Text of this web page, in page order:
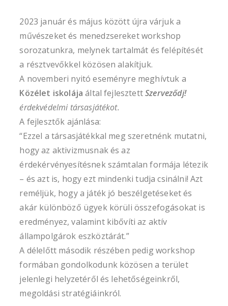
2023 január és május között újra várjuk a
művészeket és menedzsereket workshop
sorozatunkra, melynek tartalmát és felépítését
a résztvevőkkel közösen alakítjuk.
A novemberi nyitó eseményre meghívtuk a
Közélet iskolája által fejlesztettSzerveződj!
érdekvédelmi társasjátékot.
A fejlesztők ajánlása:
“Ezzel a társasjátékkal meg szeretnénk mutatni,
hogy az aktivizmusnak és az
érdekérvényesítésnek számtalan formája létezik
– és azt is, hogy ezt mindenki tudja csinálni! Azt
reméljük, hogy a játék jó beszélgetéseket és
akár különböző ügyek körüli összefogásokat is
eredményez, valamint kibővíti az aktív
állampolgárok eszköztárát.”
A délelőtt második részében pedig workshop
formában gondolkodunk közösen a terület
jelenlegi helyzetéről és lehetőségeinkről,
megoldási stratégiáinkról.